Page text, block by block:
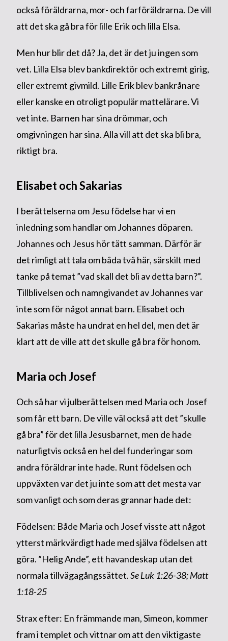
också föräldrarna, mor- och farföräldrarna. De vill
att det ska gå bra för lille Erik och lilla Elsa.
Men hur blir det då? Ja, det är det ju ingen som
vet. Lilla Elsa blev bankdirektör och extremt girig,
eller extremt givmild. Lille Erik blev bankrånare
eller kanske en otroligt populär mattelärare. Vi
vet inte. Barnen har sina drömmar, och
omgivningen har sina. Alla vill att det ska bli bra,
riktigt bra.
Elisabet och Sakarias
I berättelserna om Jesu födelse har vi en
inledning som handlar om Johannes döparen.
Johannes och Jesus hör tätt samman. Därför är
det rimligt att tala om båda två här, särskilt med
tanke på temat ”vad skall det bli av detta barn?”.
Tillblivelsen och namngivandet av Johannes var
inte som för något annat barn. Elisabet och
Sakarias måste ha undrat en hel del, men det är
klart att de ville att det skulle gå bra för honom.
Maria och Josef
Och så har vi julberättelsen med Maria och Josef
som får ett barn. De ville väl också att det ”skulle
gå bra” för det lilla Jesusbarnet, men de hade
naturligtvis också en hel del funderingar som
andra föräldrar inte hade. Runt födelsen och
uppväxten var det ju inte som att det mesta var
som vanligt och som deras grannar hade det:
Födelsen: Både Maria och Josef visste att något
ytterst märkvärdigt hade med själva födelsen att
göra. ”Helig Ande”, ett havandeskap utan det
normala tillvägagångssättet.Se Luk 1:26-38; Matt
1:18-25
Strax efter: En främmande man, Simeon, kommer
fram i templet och vittnar om att den viktigaste